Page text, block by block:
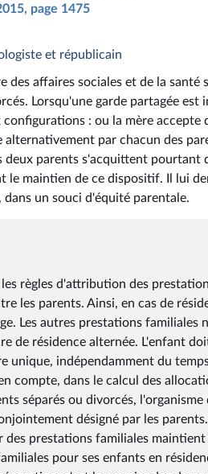
page 1475
et républicain
affaires sociales et de la
Lorsqu'une garde partagée est
: ou la mère accepte
par chacun des
parents s'acquittent pourtant
maintien de ce dispositif. Il lui
un souci d'équité parentale.
règles d'attribution des
les parents. Ainsi, en cas de
Les autres prestations familiales
de résidence alternée. L'enfant
unique, indépendamment du
compte, dans le calcul des
séparés ou divorcés,
désigné par les
prestations familiales
pour ses enfants en